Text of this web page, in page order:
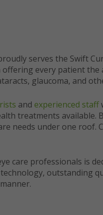
serves the Swift
offering every patient
glaucoma, and
and experienced staff
treatments available.
needs under one
care professionals is
outstanding